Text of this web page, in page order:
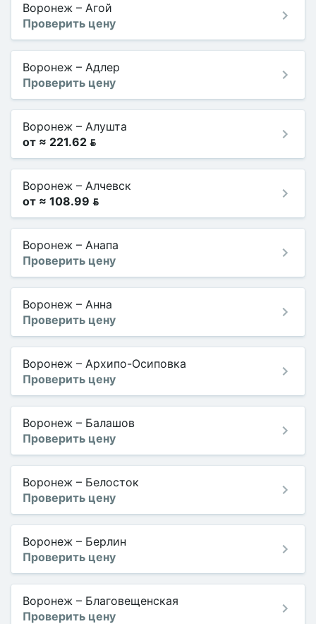
Воронеж – Агой
Проверить цену
Воронеж – Адлер
Проверить цену
Воронеж – Алушта
от ≈ 221.62 
Воронеж – Алчевск
от ≈ 108.99 
Воронеж – Анапа
Проверить цену
Воронеж – Анна
Проверить цену
Воронеж – Архипо-Осиповка
Проверить цену
Воронеж – Балашов
Проверить цену
Воронеж – Белосток
Проверить цену
Воронеж – Берлин
Проверить цену
Воронеж – Благовещенская
Проверить цену